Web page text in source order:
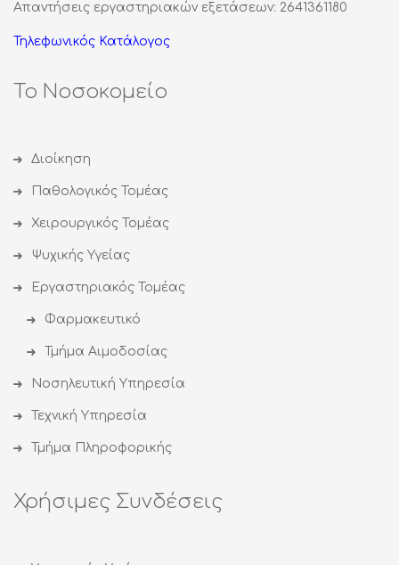
Απαντήσεις εργαστηριακών εξετάσεων: 2641361180
Τηλεφωνικός Κατάλογος
Το Νοσοκομείο
Διοίκηση
Παθολογικός Τομέας
Χειρουργικός Τομέας
Ψυχικής Υγείας
Εργαστηριακός Τομέας
Φαρμακευτικό
Τμήμα Αιμοδοσίας
Νοσηλευτική Υπηρεσία
Τεχνική Υπηρεσία
Τμήμα Πληροφορικής
Χρήσιμες Συνδέσεις